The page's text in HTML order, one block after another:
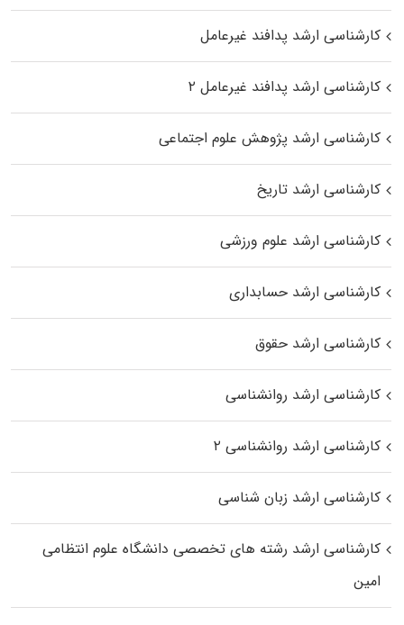
کارشناسی ارشد پدافند غیرعامل
کارشناسی ارشد پدافند غیرعامل ۲
کارشناسی ارشد پژوهش علوم اجتماعی
کارشناسی ارشد تاریخ
کارشناسی ارشد علوم ورزشی
کارشناسی ارشد حسابداری
کارشناسی ارشد حقوق
کارشناسی ارشد روانشناسی
کارشناسی ارشد روانشناسی ۲
کارشناسی ارشد زبان شناسی
کارشناسی ارشد رﺷﺘﻪ ﻫﺎی تخصصی داﻧﺸﮕﺎه ﻋﻠﻮم انتظامی
اﻣﻴﻦ